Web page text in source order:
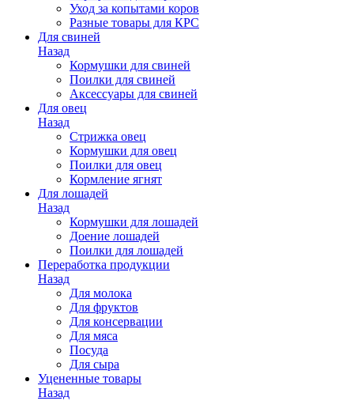
Уход за копытами коров
Разные товары для КРС
Для свиней
Назад
Кормушки для свиней
Поилки для свиней
Аксессуары для свиней
Для овец
Назад
Стрижка овец
Кормушки для овец
Поилки для овец
Кормление ягнят
Для лошадей
Назад
Кормушки для лошадей
Доение лошадей
Поилки для лошадей
Переработка продукции
Назад
Для молока
Для фруктов
Для консервации
Для мяса
Посуда
Для сыра
Уцененные товары
Назад